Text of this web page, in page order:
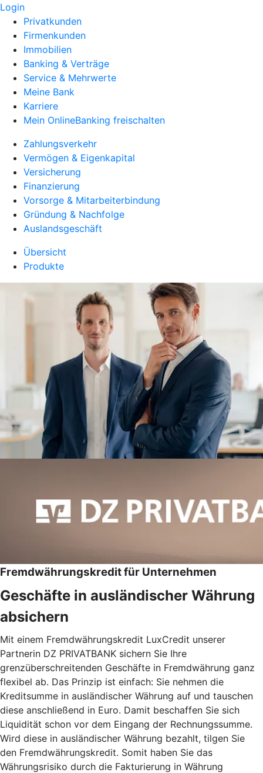
Login
Privatkunden
Firmenkunden
Immobilien
Banking & Verträge
Service & Mehrwerte
Meine Bank
Karriere
Mein OnlineBanking freischalten
Zahlungsverkehr
Vermögen & Eigenkapital
Versicherung
Finanzierung
Vorsorge & Mitarbeiterbindung
Gründung & Nachfolge
Auslandsgeschäft
Übersicht
Produkte
Fremdwährungskredit für Unternehmen
Geschäfte in ausländischer Währung
absichern
Mit einem Fremdwährungskredit LuxCredit unserer
Partnerin DZ PRIVATBANK sichern Sie Ihre
grenzüberschreitenden Geschäfte in Fremdwährung ganz
flexibel ab. Das Prinzip ist einfach: Sie nehmen die
Kreditsumme in ausländischer Währung auf und tauschen
diese anschließend in Euro. Damit beschaffen Sie sich
Liquidität schon vor dem Eingang der Rechnungssumme.
Wird diese in ausländischer Währung bezahlt, tilgen Sie
den Fremdwährungskredit. Somit haben Sie das
Währungsrisiko durch die Fakturierung in Währung